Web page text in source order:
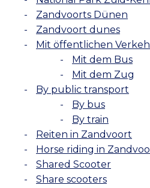
Zandvoorts Dünen
Zandvoort dunes
Mit öffentlichen
Mit dem Bus
Mit dem Zug
By public transport
By bus
By train
Reiten in Zandvoort
Horse riding in
Shared Scooter
Share scooters